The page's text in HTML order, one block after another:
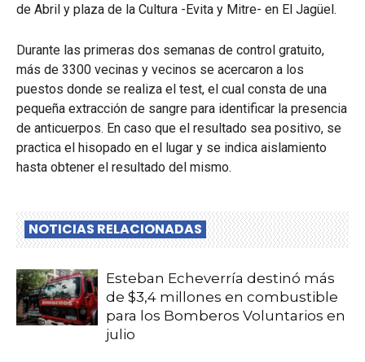
de Abril y plaza de la Cultura -Evita y Mitre- en El Jagüel.
Durante las primeras dos semanas de control gratuito,
más de 3300 vecinas y vecinos se acercaron a los
puestos donde se realiza el test, el cual consta de una
pequeña extracción de sangre para identificar la presencia
de anticuerpos. En caso que el resultado sea positivo, se
practica el hisopado en el lugar y se indica aislamiento
hasta obtener el resultado del mismo.
NOTICIAS RELACIONADAS
Esteban Echeverría destinó más
de $3,4 millones en combustible
para los Bomberos Voluntarios en
julio